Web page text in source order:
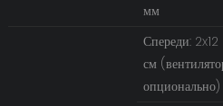
мм
Спереди: 2x12
см
опционально)